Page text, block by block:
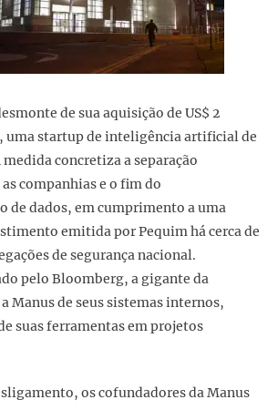
de sua aquisição de US$ 2
uma startup de inteligência artificial de
concretiza a separação
companhias e o fim do
de dados, em cumprimento a uma
emitida por Pequim há cerca de
de segurança nacional.
pelo Bloomberg, a gigante da
Manus de seus sistemas internos,
suas ferramentas em projetos
os cofundadores da Manus